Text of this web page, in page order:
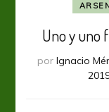
Uno y uno
por Ignacio